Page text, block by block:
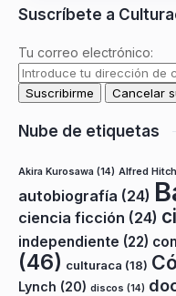
Suscríbete a
Tu correo electrónico:
Nube de etiquetas
Akira Kurosawa (14) Alfred
autobiografía (24)
ciencia ficción (24)
independiente (22)
(46) culturaca (18)
Lynch (20) discos (14)